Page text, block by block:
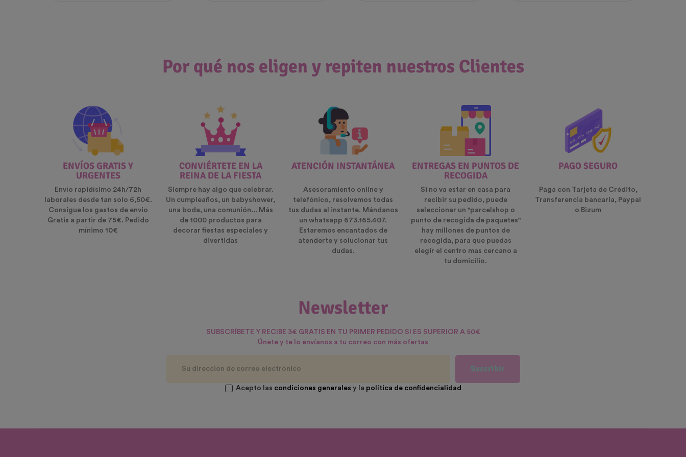
Por qué nos eligen y repiten nuestros Clientes
ENVÍOS GRATIS Y
URGENTES
Envío rapidísimo 24h/72h
laborales desde tan solo 6,50€.
Consigue los gastos de envio
Gratis a partir de 75€. Pedido
mínimo 10€
CONVIÉRTETE EN LA
REINA DE LA FIESTA
Siempre hay algo que celebrar.
Un cumpleaños, un babyshower,
una boda, una comunión... Más
de 1000 productos para
decorar fiestas especiales y
divertidas
ATENCIÓN INSTANTÁNEA
Asesoramiento online y
telefónico, resolvemos todas
tus dudas al instante. Mándanos
un whatsapp 673.165.407.
Estaremos encantados de
atenderte y solucionar tus
dudas.
ENTREGAS EN PUNTOS DE
RECOGIDA
Si no va estar en casa para
recibir su pedido, puede
seleccionar un "parcelshop o
punto de recogida de paquetes"
hay millones de puntos de
recogida, para que puedas
elegir el centro mas cercano a
tu domicilio.
PAGO SEGURO
Paga con Tarjeta de Crédito,
Transferencia bancaria, Paypal
o Bizum
Newsletter
SUBSCRÍBETE Y RECIBE 3€ GRATIS EN TU PRIMER PEDIDO SI ES SUPERIOR A 50€
Únete y te lo envíanos a tu correo con más ofertas
Suscribir
Acepto las condiciones generales y la política de confidencialidad